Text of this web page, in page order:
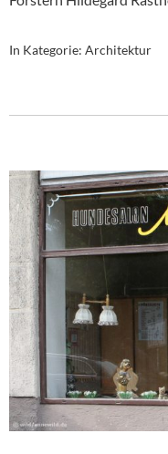
In Kategorie: Architektur